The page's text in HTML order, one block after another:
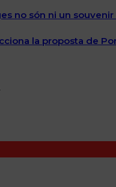
no són ni un
la proposta de